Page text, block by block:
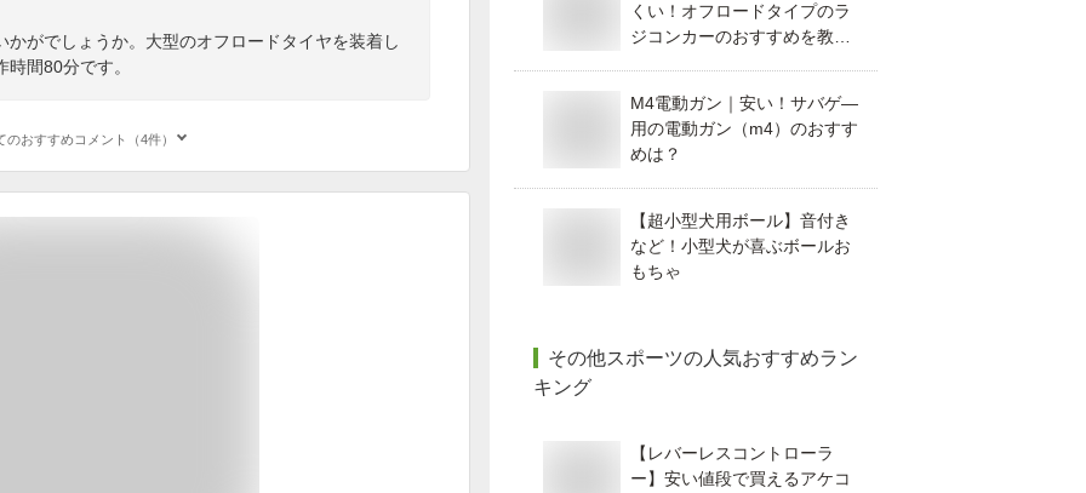
がでしょうか。大型のオフロードタイヤを装着し
間80分です。
のおすすめコメント（4件）
くい！オフロードタイプのラ
ジコンカーのおすすめを教え
M4電動ガン｜安い！サバゲ―
用の電動ガン（m4）のおすす
めは？
【超小型犬用ボール】音付き
など！小型犬が喜ぶボールお
もちゃ
その他スポーツの人気おすすめラン
キング
【レバーレスコントローラ
ー】安い値段で買えるアケコ